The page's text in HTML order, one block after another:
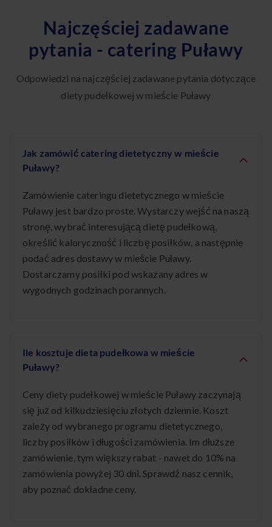
Najczęściej zadawane
pytania - catering Puławy
Odpowiedzi na najczęściej zadawane pytania dotyczące
diety pudełkowej w mieście Puławy
Jak zamówić catering dietetyczny w mieście
Puławy?
Zamówienie cateringu dietetycznego w mieście
Puławy jest bardzo proste. Wystarczy wejść na naszą
stronę, wybrać interesującą dietę pudełkową,
określić kaloryczność i liczbę posiłków, a następnie
podać adres dostawy w mieście Puławy.
Dostarczamy posiłki pod wskazany adres w
wygodnych godzinach porannych.
Ile kosztuje dieta pudełkowa w mieście
Puławy?
Ceny diety pudełkowej w mieście Puławy zaczynają
się już od kilkudziesięciu złotych dziennie. Koszt
zależy od wybranego programu dietetycznego,
liczby posiłków i długości zamówienia. Im dłuższe
zamówienie, tym większy rabat - nawet do 10% na
zamówienia powyżej 30 dni. Sprawdź nasz cennik,
aby poznać dokładne ceny.